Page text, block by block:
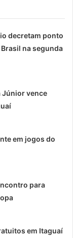
decretam ponto
na segunda
Júnior vence
em jogos do
para
em Itaguaí